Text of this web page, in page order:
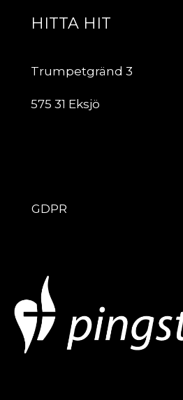
HITTA HIT
Trumpetgränd 3
575 31 Eksjö
GDPR